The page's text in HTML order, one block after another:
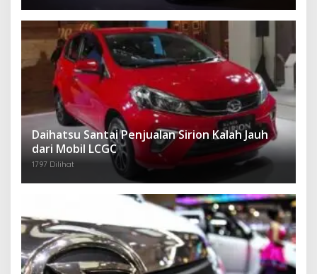
Daihatsu Santai Penjualan Sirion Kalah Jauh
dari Mobil LCGC
1797 Dilihat